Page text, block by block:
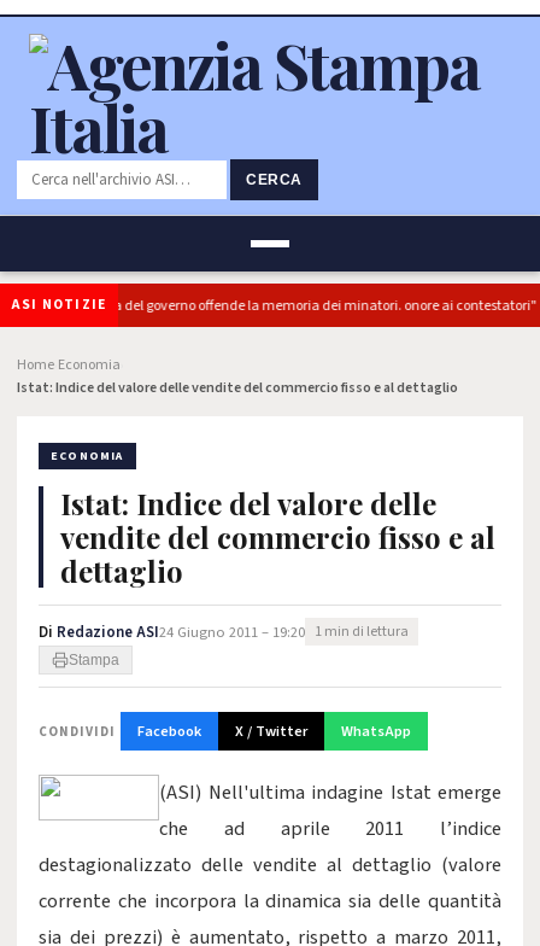
CERCA
ASI NOTIZIE
"L'Ipocrisia del governo offende la memoria dei minatori. onore ai contestatori"
Home Economia
Istat: Indice del valore delle vendite del commercio fisso e al dettaglio
ECONOMIA
Istat: Indice del valore delle
vendite del commercio fisso e al
dettaglio
Di Redazione ASI24 Giugno 2011 – 19:20 1 min di lettura
Stampa
CONDIVIDI Facebook X / Twitter WhatsApp
(ASI) Nell'ultima indagine Istat emerge
che ad aprile 2011 l’indice
destagionalizzato delle vendite al dettaglio (valore
corrente che incorpora la dinamica sia delle quantità
sia dei prezzi) è aumentato, rispetto a marzo 2011,